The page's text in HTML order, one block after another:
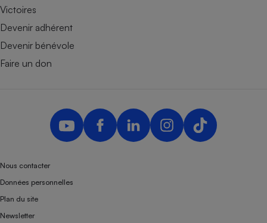
Victoires
Devenir adhérent
Devenir bénévole
Faire un don
Nous contacter
Données personnelles
Plan du site
Newsletter